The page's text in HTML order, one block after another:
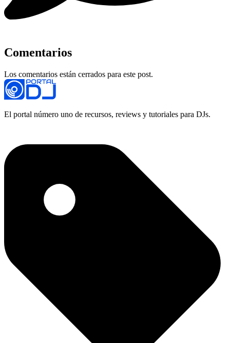
Comentarios
Los comentarios están cerrados para este post.
El portal número uno de recursos, reviews y tutoriales para DJs.